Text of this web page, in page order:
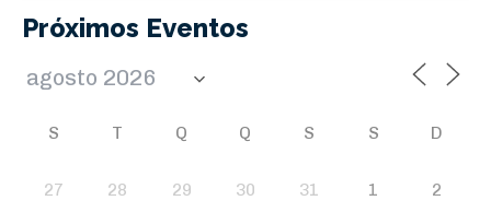
Próximos Eventos
S T Q Q S S D
27 28 29 30 31 1 2